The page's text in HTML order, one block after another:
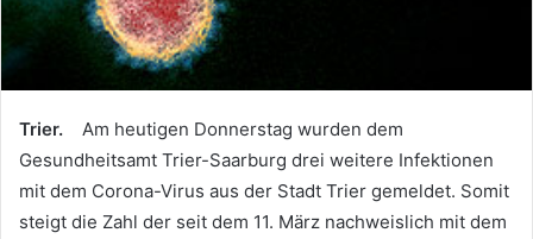
Trier. Am heutigen Donnerstag wurden dem
Gesundheitsamt Trier-Saarburg drei weitere Infektionen
mit dem Corona-Virus aus der Stadt Trier gemeldet. Somit
steigt die Zahl der seit dem 11. März nachweislich mit dem